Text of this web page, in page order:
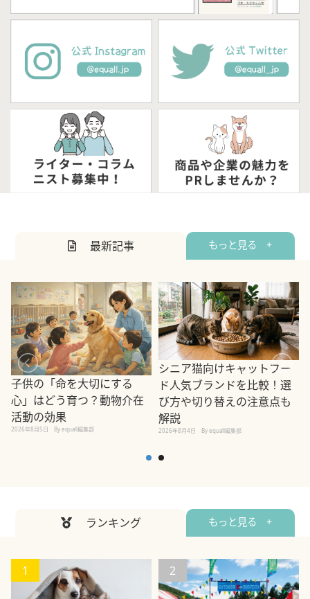
最新記事 もっと見る +
子供の「命を大切にする
心」はどう育つ？動物介在
活動の効果
2026年8月5日 By equall編集部
シニア猫向けキャットフー
ド人気ブランドを比較！選
び方や切り替えの注意点も
解説
2026年8月4日 By equall編集部
ランキング もっと見る +
1 2